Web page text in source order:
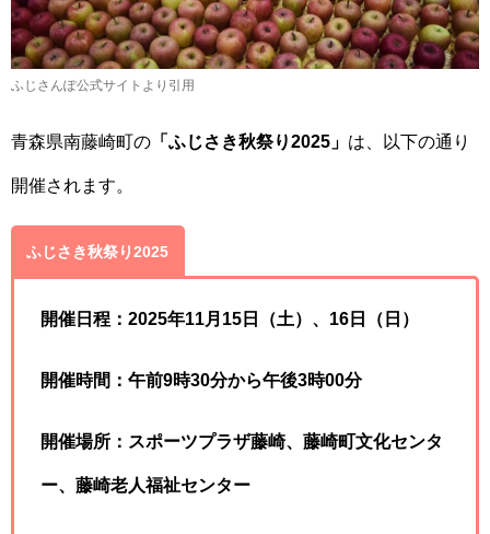
ふじさんぽ公式サイトより引用
青森県南藤崎町の 「ふじさき秋祭り2025」 は、以下の通り
開催されます。
ふじさき秋祭り2025
開催日程：2025年11月15日（土）、16日（日）
開催時間：午前9時30分から午後3時00分
開催場所：スポーツプラザ藤崎、藤崎町文化センタ
ー、藤崎老人福祉センター